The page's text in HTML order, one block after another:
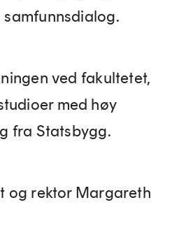
ved fakultetet,
med høy
fra Statsbygg.
og rektor Margareth